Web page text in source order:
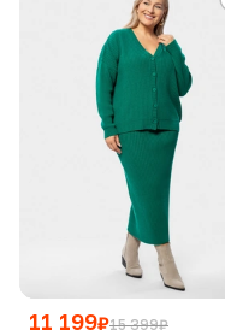
11 199₽15 399₽